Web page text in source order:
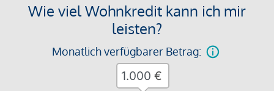
Wie viel Wohnkredit kann ich mir
leisten?
Monatlich verfügbarer Betrag:
€